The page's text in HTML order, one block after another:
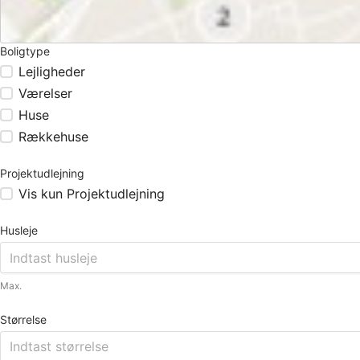
Boligtype
Lejligheder
Værelser
Huse
Rækkehuse
Projektudlejning
Vis kun Projektudlejning
Husleje
Max.
Størrelse